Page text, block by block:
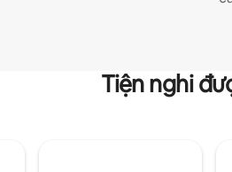
Tiện nghi